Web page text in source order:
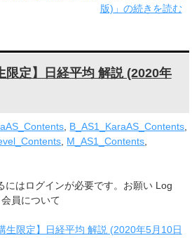
版)」の続きを読む
限定】日経平均 解説 (2020年
B_AS1_KaraAS_Contents
M_AS1_Contents
にはログインが必要です。お願い Log
員について
生限定】日経平均 解説 (2020年5月10日